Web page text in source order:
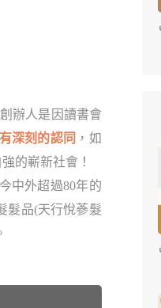
辦人是因讀書會
深刻的認同 ，如
的嶄新社會！
中外超過80年的
髮品(天行悅蔘髮